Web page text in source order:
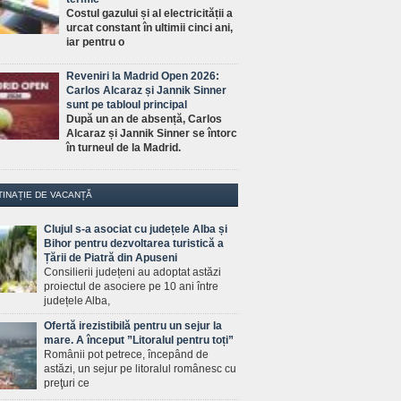
Costul gazului și al electricității a
urcat constant în ultimii cinci ani,
iar pentru o
Reveniri la Madrid Open 2026:
Carlos Alcaraz și Jannik Sinner
sunt pe tabloul principal
După un an de absență, Carlos
Alcaraz și Jannik Sinner se întorc
în turneul de la Madrid.
DE VACANȚĂ
Clujul s-a asociat cu județele Alba și
Bihor pentru dezvoltarea turistică a
Țării de Piatră din Apuseni
Consilierii județeni au adoptat astăzi
proiectul de asociere pe 10 ani între
județele Alba,
Ofertă irezistibilă pentru un sejur la
mare. A început ”Litoralul pentru toți”
Românii pot petrece, începând de
astăzi, un sejur pe litoralul românesc cu
preţuri ce